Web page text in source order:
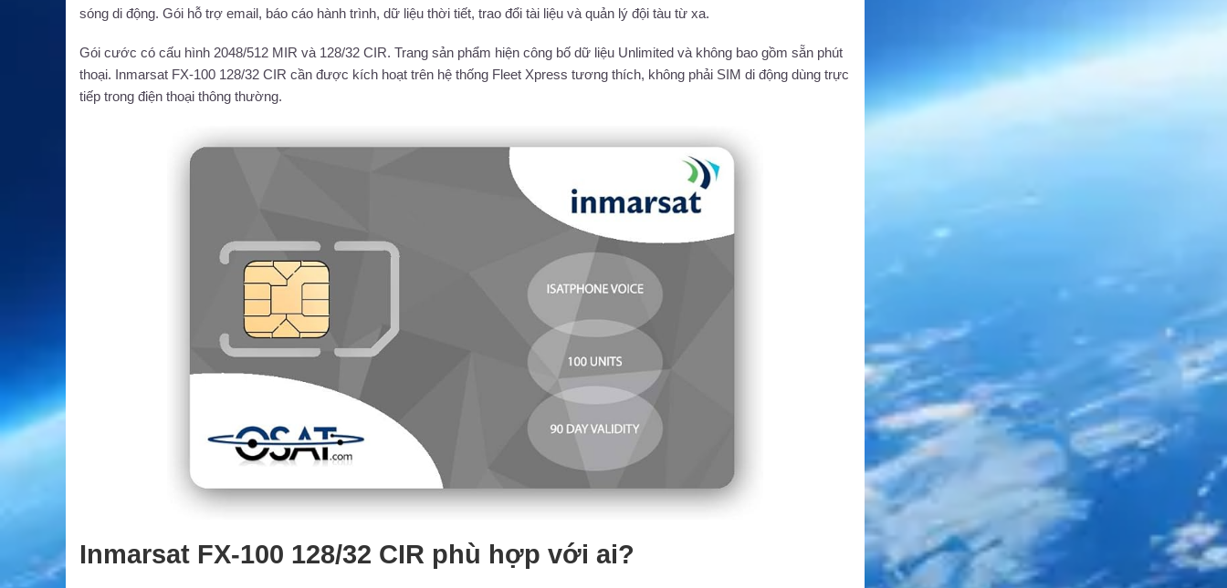
sóng di động. Gói hỗ trợ email, báo cáo hành trình, dữ liệu thời tiết, trao đổi tài liệu và quản lý đội tàu từ xa.
Gói cước có cấu hình 2048/512 MIR và 128/32 CIR. Trang sản phẩm hiện công bố dữ liệu Unlimited và không bao gồm sẵn phút
thoại. Inmarsat FX-100 128/32 CIR cần được kích hoạt trên hệ thống Fleet Xpress tương thích, không phải SIM di động dùng trực
tiếp trong điện thoại thông thường.
Inmarsat FX-100 128/32 CIR phù hợp với ai?